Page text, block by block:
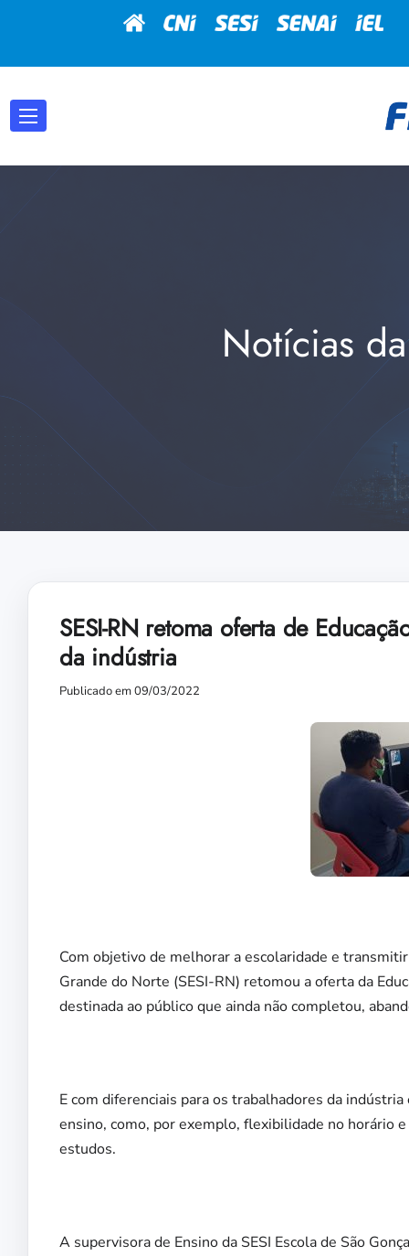
Notícias
SESI-RN retoma oferta de
da indústria
Publicado em 09/03/2022
Com objetivo de melhorar a escolaridade e
Grande do Norte (SESI-RN) retomou a oferta da
destinada ao público que ainda não completou,
E com diferenciais para os trabalhadores da
ensino, como, por exemplo, flexibilidade no horário
estudos.
A supervisora de Ensino da SESI Escola de São